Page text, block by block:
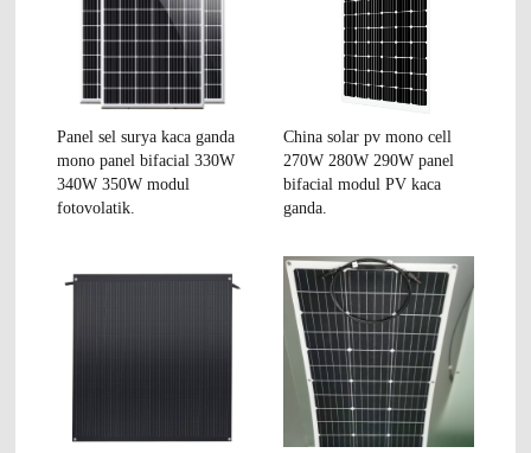
Panel sel surya kaca ganda
mono panel bifacial 330W
340W 350W modul
fotovolatik.
China solar pv mono cell
270W 280W 290W panel
bifacial modul PV kaca
ganda.